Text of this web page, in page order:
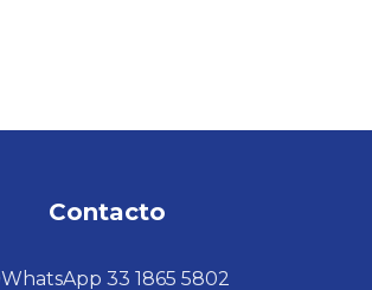
Contacto
WhatsApp 33 1865 5802